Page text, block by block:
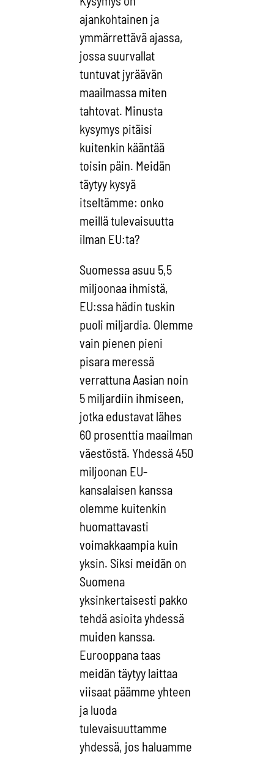
ajankohtainen ja
ymmärrettävä ajassa,
jossa suurvallat
tuntuvat jyräävän
maailmassa miten
tahtovat. Minusta
kysymys pitäisi
kuitenkin kääntää
toisin päin. Meidän
täytyy kysyä
itseltämme: onko
meillä tulevaisuutta
ilman EU:ta?
Suomessa asuu 5,5
miljoonaa ihmistä,
EU:ssa hädin tuskin
puoli miljardia. Olemme
vain pienen pieni
pisara meressä
verrattuna Aasian noin
5 miljardiin ihmiseen,
jotka edustavat lähes
60 prosenttia maailman
väestöstä. Yhdessä 450
miljoonan EU-
kansalaisen kanssa
olemme kuitenkin
huomattavasti
voimakkaampia kuin
yksin. Siksi meidän on
Suomena
yksinkertaisesti pakko
tehdä asioita yhdessä
muiden kanssa.
Eurooppana taas
meidän täytyy laittaa
viisaat päämme yhteen
ja luoda
tulevaisuuttamme
yhdessä, jos haluamme